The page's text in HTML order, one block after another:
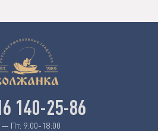
140-25-86
Пт: 9:00-18:00